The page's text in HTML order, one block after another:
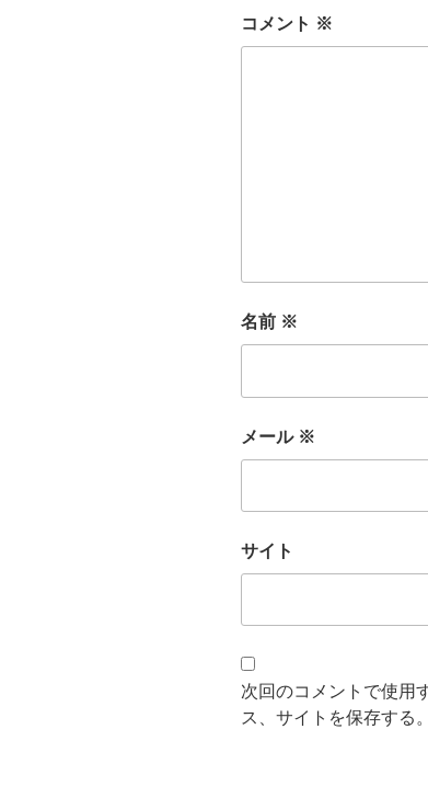
コメント ※
名前 ※
メール ※
サイト
次回のコメントで使用
ス、サイトを保存する。